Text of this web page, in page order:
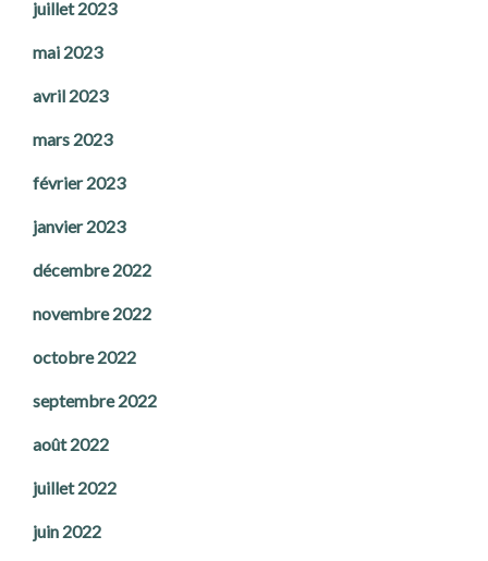
juillet 2023
mai 2023
avril 2023
mars 2023
février 2023
janvier 2023
décembre 2022
novembre 2022
octobre 2022
septembre 2022
août 2022
juillet 2022
juin 2022